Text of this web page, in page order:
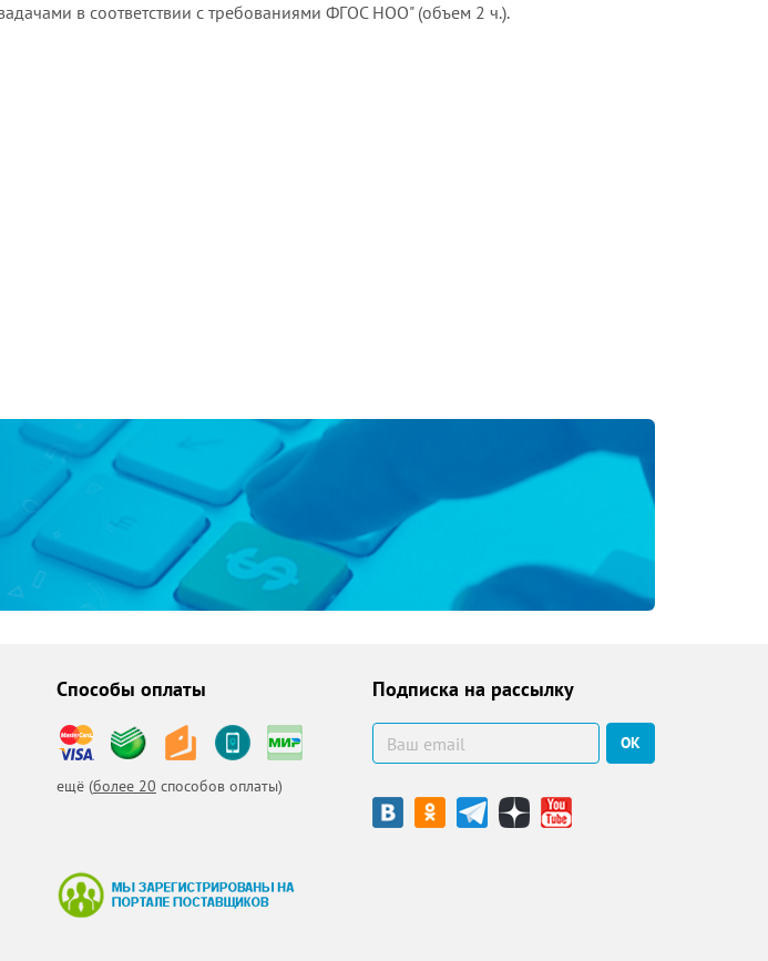
в соответствии с требованиями ФГОС НОО" (объем 2 ч.).
Способы оплаты
ещё (более 20 способов оплаты)
Подписка на рассылку
ОК